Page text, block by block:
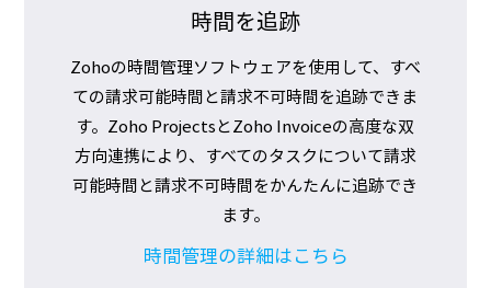
時間を追跡
Zohoの時間管理ソフトウェアを使用して、すべ
ての請求可能時間と請求不可時間を追跡できま
す。Zoho ProjectsとZoho Invoiceの高度な双
方向連携により、すべてのタスクについて請求
可能時間と請求不可時間をかんたんに追跡でき
ます。
時間管理の詳細はこちら